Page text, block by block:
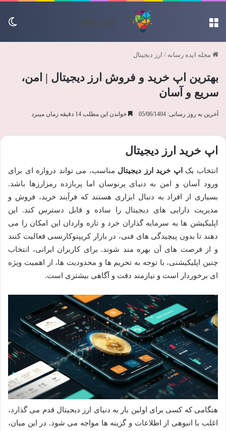
مجله ایده رسانه / ارز دیجیتال
بهترین اپ خرید و فروش ارز دیجیتال | امن،
سریع و آسان
آخرین به روز رسانی: 05/06/1404 خواندن این مطلب 14 دقیقه زمان میبرد
اپ خرید ارز دیجیتال
انتخاب یک اپ خرید ارز دیجیتال مناسب، می تواند دروازه ای برای
ورود آسان و امن به دنیای پرنوسان اما پربازده رمزارزها باشد.
بسیاری از افراد به دنبال ابزاری هستند که فرآیند خرید، فروش و
مدیریت دارایی های دیجیتال را ساده و قابل دسترس کند. این
اپلیکیشن ها به سرمایه گذاران خرد و تازه واردان این امکان را می
دهند تا بدون پیچیدگی های فنی، در بازار کریپتوکارنسی فعالیت کنند
و از فرصت های آن بهره مند شوند. برای کاربران ایرانی، انتخاب
چنین اپلیکیشنی، با توجه به تحریم ها و محدودیت ها، از اهمیت ویژه
ای برخوردار است و نیازمند دقت و آگاهی بیشتری است.
هنگامی که کسی برای اولین بار به دنیای ارز دیجیتال قدم می گذارد،
اغلب با انبوهی از اطلاعات و گزینه ها مواجه می شود. در این میان،